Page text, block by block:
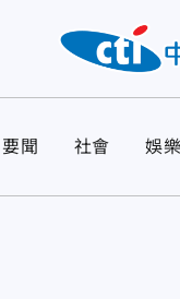
要聞 社會 娛樂